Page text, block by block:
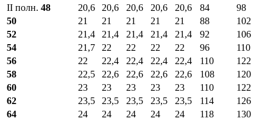
II полн. 48 20,6 20,6 20,6 20,6 20,6 84
98
50
21 21 21 21 21 88
102
52
21,4 21,4 21,4 21,4 21,4 92
106
54
21,7 22 22 22 22 96
110
56
22 22,4 22,4 22,4 22,4 110
122
58
22,5 22,6 22,6 22,6 22,6 108
120
60
23 23 23 23 23 110
122
62
23,5 23,5 23,5 23,5 23,5 114
126
64
24 24 24 24 24 118
130